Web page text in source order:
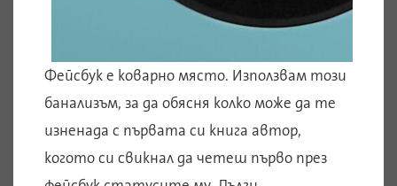
Фейсбук е коварно място. Използвам този
банализъм, за да обясня колко може да те
изненада с първата си книга автор,
когото си свикнал да четеш първо през